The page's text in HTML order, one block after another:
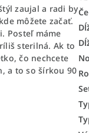
zaujal a radi by
môžete začať.
Posteľ máme
sterilná. Ak to
čo nechcete
a to so šírkou 90